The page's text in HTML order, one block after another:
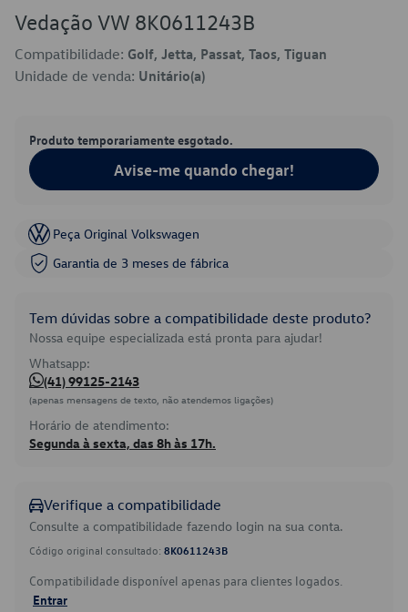
Vedação VW 8K0611243B
Compatibilidade: Golf, Jetta, Passat, Taos, Tiguan
Unidade de venda: Unitário(a)
Produto temporariamente esgotado.
Avise-me quando chegar!
Peça Original Volkswagen
Garantia de 3 meses de fábrica
Tem dúvidas sobre a compatibilidade deste produto?
Nossa equipe especializada está pronta para ajudar!
Whatsapp:
(41) 99125-2143
(apenas mensagens de texto, não atendemos ligações)
Horário de atendimento:
Segunda à sexta, das 8h às 17h.
Verifique a compatibilidade
Consulte a compatibilidade fazendo login na sua conta.
Código original consultado: 8K0611243B
Compatibilidade disponível apenas para clientes logados.
Entrar